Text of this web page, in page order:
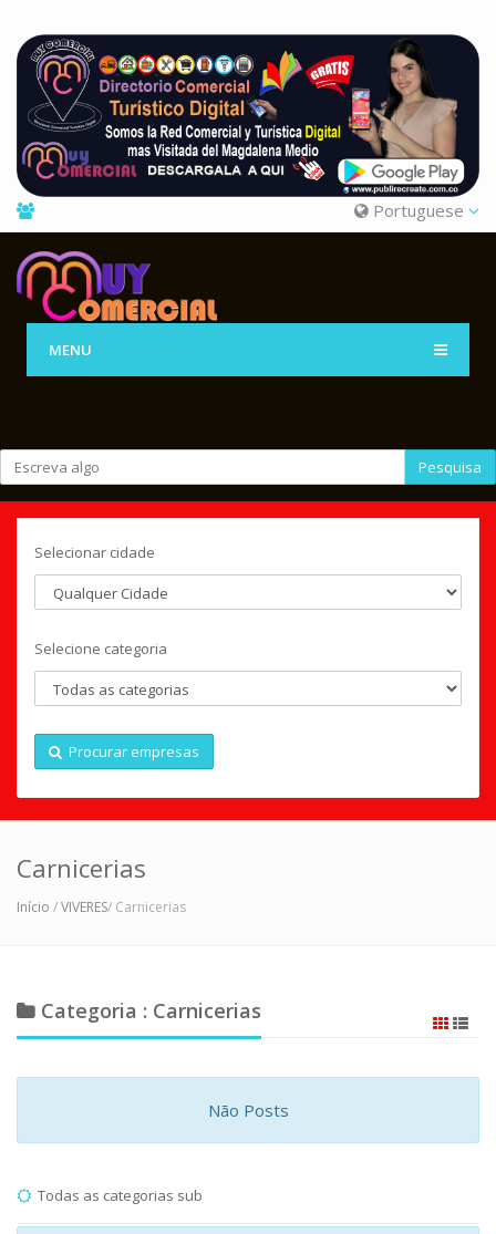
Portuguese
MENU
Pesquisa
Selecionar cidade
Selecione categoria
Procurar empresas
Carnicerias
Início /VIVERES/ Carnicerias
Categoria : Carnicerias
Não Posts
Todas as categorias sub